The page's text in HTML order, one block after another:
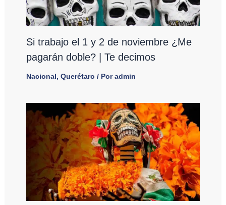
Si trabajo el 1 y 2 de noviembre ¿Me
pagarán doble? | Te decimos
Nacional, Querétaro / Poradmin